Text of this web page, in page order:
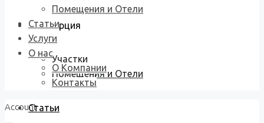
Коммерция
Участки
Помещения и Отели
Статьи
Помещения и Отели
Статьи
Услуги
О нас
О Компании
Контакты
Account